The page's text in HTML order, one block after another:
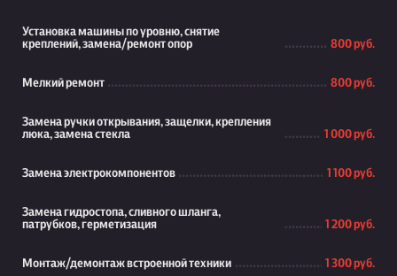
Установка машины по уровню, снятие
креплений, замена/ремонт опор
800 руб.
Мелкий ремонт 800 руб.
Замена ручки открывания, защелки, крепления
люка, замена стекла
1 000 руб.
Замена электрокомпонентов 1 100 руб.
Замена гидростопа, сливного шланга,
патрубков, герметизация
1 200 руб.
Монтаж/демонтаж встроенной техники 1 300 руб.